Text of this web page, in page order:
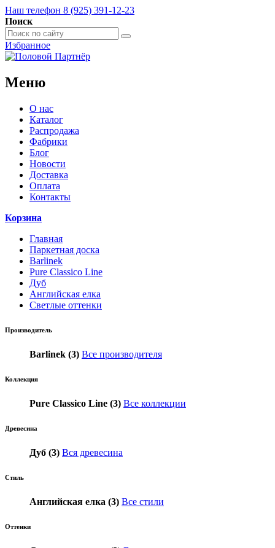
Наш телефон 8 (925) 391-12-23
Поиск
Избранное
Меню
О нас
Каталог
Распродажа
Фабрики
Блог
Новости
Доставка
Оплата
Контакты
Корзина
Главная
Паркетная доска
Barlinek
Pure Classico Line
Дуб
Английская елка
Светлые оттенки
Производитель
Barlinek (3) Все производителя
Коллекция
Pure Classico Line (3) Все коллекции
Древесина
Дуб (3) Вся древесина
Стиль
Английская елка (3) Все стили
Оттенки